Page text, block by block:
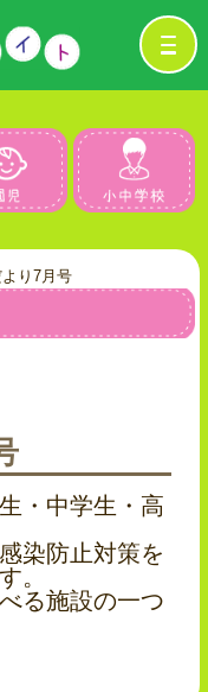
園児
り7月号
・中学生・高
染防止対策を
。
る施設の一つ